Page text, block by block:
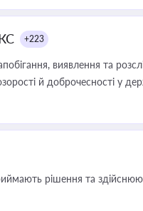
+223
виявлення та
й доброчесності у
рішення та